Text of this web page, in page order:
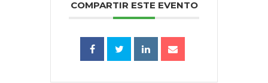
COMPARTIR ESTE EVENTO